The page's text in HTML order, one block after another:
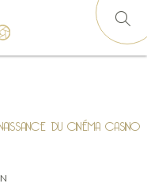
DU CINÉMA CASINO